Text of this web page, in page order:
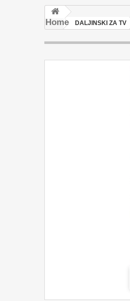
Home DALJINSKI ZA TV